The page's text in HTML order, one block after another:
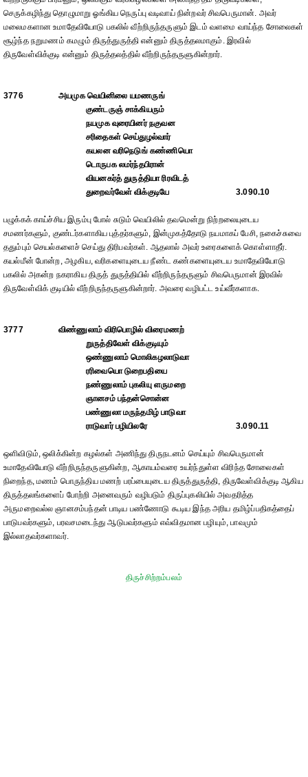
செருக்கழிந்து தொழுமாறு ஓங்கிய நெருப்பு வடிவாய் நின்றவர் சிவபெருமான். அவர்
மலைமகளான உமாதேவியோடு பகலில் வீற்றிருந்தருளும் இடம் வளமை வாய்ந்த சோலைகள்
சூழ்ந்த நறுமணம் கமழும் திருத்துருத்தி என்னும் திருத்தலமாகும். இரவில்
திருவேள்விக்குடி என்னும் திருத்தலத்தில் வீற்றிருந்தருளுகின்றார்.
3776
அயமுக வெயினிலை யமணருங்
குண்டருஞ் சாக்கியரும்
நயமுக வுரையினர் நகுவன
சரிதைகள் செய்துழல்வார்
கயலன வரிநெடுங் கண்ணியொ
டொருபக லமர்ந்தபிரான்
வியனகர்த் துருத்தியா ரிரவிடத்
துறைவர்வேள் விக்குடியே
3.090.10
பழுக்கக் காய்ச்சிய இரும்பு போல் சுடும் வெயிலில் தவமென்று நிற்றலையுடைய
சமணர்களும், குண்டர்களாகிய புத்தர்களும், இன்முகத்தோடு நயமாகப் பேசி, நகைச்சுவை
ததும்பும் செயல்களைச் செய்து திரிபவர்கள். ஆதலால் அவர் உரைகளைக் கொள்ளாதீர்.
கயல்மீன் போன்ற, அழகிய, வரிகளையுடைய நீண்ட கண்களையுடைய உமாதேவியோடு
பகலில் அகன்ற நகராகிய திருத் துருத்தியில் வீற்றிருந்தருளும் சிவபெருமான் இரவில்
திருவேள்விக் குடியில் வீற்றிருந்தருளுகின்றார். அவரை வழிபட்ட உய்வீர்களாக.
3777
விண்ணுலாம் விரிபொழில் விரைமணற்
றுருத்திவேள் விக்குடியும்
ஒண்ணுலாம் மொலிகழலாடுவா
ரரிவையொ டுறைபதியை
நண்ணுலாம் புகலியு ளருமறை
ஞானசம் பந்தன்சொன்ன
பண்ணுலா மருந்தமிழ் பாடுவா
ராடுவார் பழியிலரே
3.090.11
ஒளிவிடும், ஒலிக்கின்ற கழல்கள் அணிந்து திருநடனம் செய்யும் சிவபெருமான்
உமாதேவியோடு வீற்றிருந்தருளுகின்ற, ஆகாயம்வரை உயர்ந்துள்ள விரிந்த சோலைகள்
நிறைந்த, மணம் பொருந்திய மணற் பரப்பையுடைய திருத்துருத்தி, திருவேள்விக்குடி ஆகிய
திருத்தலங்களைப் போற்றி அனைவரும் வழிபடும் திருப்புகலியில் அவதரித்த
அருமறைவல்ல ஞானசம்பந்தன் பாடிய பண்ணோடு கூடிய இந்த அரிய தமிழ்ப்பதிகத்தைப்
பாடுபவர்களும், பரவசமடைந்து ஆடுபவர்களும் எவ்விதமான பழியும், பாவமும்
இல்லாதவர்களாவர்.
திருச்சிற்றம்பலம்